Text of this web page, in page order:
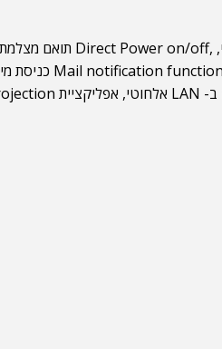
Direct Power on/off, תואם
Mail notification כניסת
ב- LAN אלחוטי, ‎אפליקציית